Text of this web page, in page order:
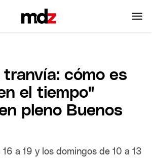
tranvía: cómo es
el tiempo"
pleno Buenos
a 19 y los domingos de 10 a 13